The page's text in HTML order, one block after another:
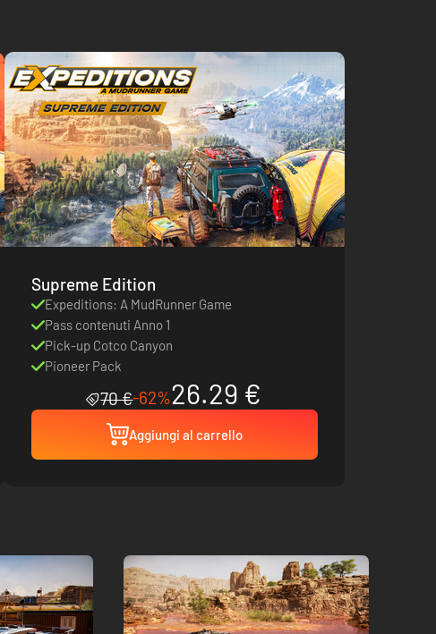
Supreme Edition
Expeditions: A MudRunner Game
Pass contenuti Anno 1
Pick-up Cotco Canyon
Pioneer Pack
70 €-62%26.29 €
Aggiungi al carrello